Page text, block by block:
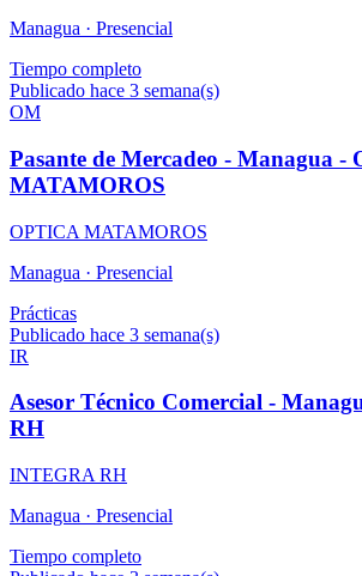
Managua · Presencial
Tiempo completo
Publicado hace 3 semana(s)
OM
Pasante de Mercadeo - Managua -
MATAMOROS
OPTICA MATAMOROS
Managua · Presencial
Prácticas
Publicado hace 3 semana(s)
IR
Asesor Técnico Comercial -
RH
INTEGRA RH
Managua · Presencial
Tiempo completo